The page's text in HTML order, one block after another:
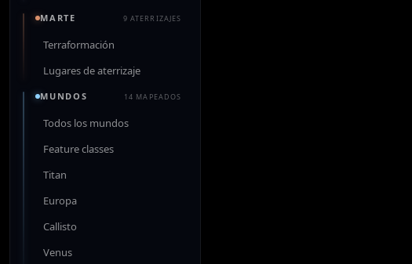
MARTE 9 ATERRIZAJES
Terraformación
Lugares de aterrizaje
MUNDOS 14 MAPEADOS
Todos los mundos
Feature classes
Titan
Europa
Callisto
Venus